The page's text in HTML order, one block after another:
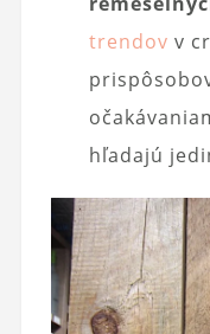
trendov v
hľadajú